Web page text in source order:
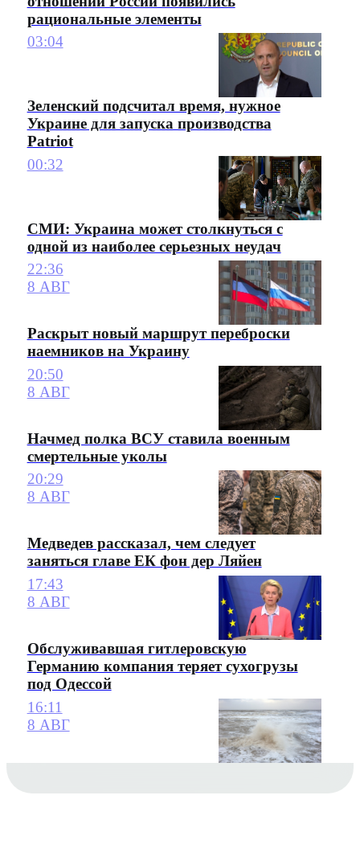
рациональные элементы
03:04
Зеленский подсчитал время, нужное
Украине для запуска производства
Patriot
00:32
СМИ: Украина может столкнуться с
одной из наиболее серьезных неудач
22:36
8 АВГ
Раскрыт новый маршрут переброски
наемников на Украину
20:50
8 АВГ
Начмед полка ВСУ ставила военным
смертельные уколы
20:29
8 АВГ
Медведев рассказал, чем следует
заняться главе ЕК фон дер Ляйен
17:43
8 АВГ
Обслуживавшая гитлеровскую
Германию компания теряет сухогрузы
под Одессой
16:11
8 АВГ